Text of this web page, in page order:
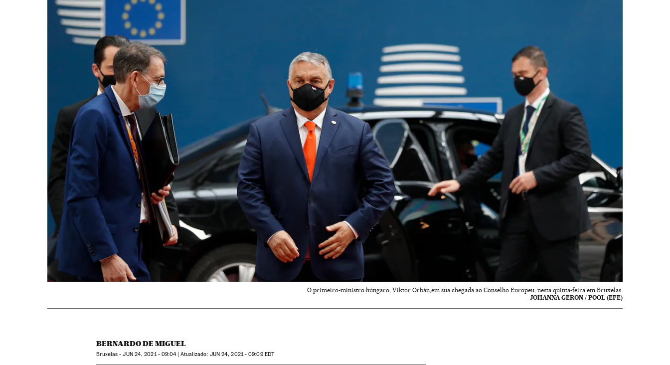
O primeiro-ministro húngaro, Viktor Orbán,em sua chegada ao Conselho Europeu, nesta quinta-feira em Bruxelas.
JOHANNA GERON / POOL (EFE)
BERNARDO DE MIGUEL
Bruxelas -JUN24, 2021 - 09:04 atualizado: JUN24, 2021 - 09:09EDT